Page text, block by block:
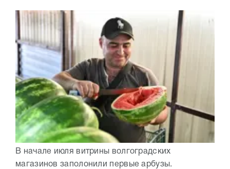
В начале июля витрины волгоградских
магазинов заполонили первые арбузы.